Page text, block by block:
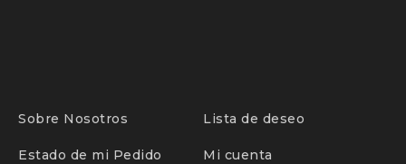
Sobre Nosotros Lista de deseo
Estado de mi Pedido Mi cuenta